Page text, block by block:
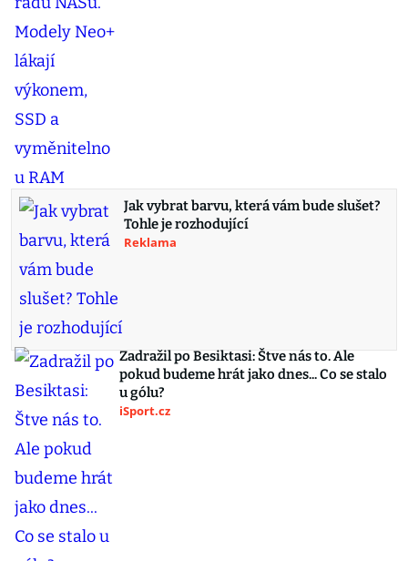
Jak vybrat barvu, která vám bude slušet?
Tohle je rozhodující
Reklama
Zadražil po Besiktasi: Štve nás to. Ale
pokud budeme hrát jako dnes... Co se stalo
u gólu?
iSport.cz